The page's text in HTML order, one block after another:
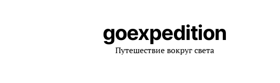
goexpedition
Путешествие вокруг света